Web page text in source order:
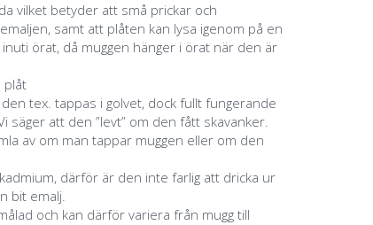
vilket betyder att små prickar och
samt att plåten kan lysa igenom på en
örat, då muggen hänger i örat när den är
plåt
tex. tappas i golvet, dock fullt fungerande
säger att den ”levt” om den fått skavanker.
av om man tappar muggen eller om den
därför är den inte farlig att dricka ur
bit emalj.
och kan därför variera från mugg till